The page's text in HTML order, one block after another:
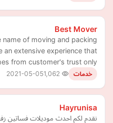
Best Mover
name of moving and packing
an extensive experience that
from customer's trust only.
خدمات 2021-05-05
Hayrunisa
نقدم لكم احدث موديلات